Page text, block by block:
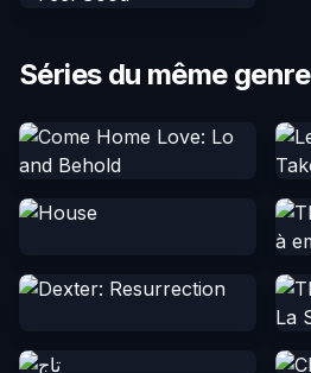
Séries du même genre